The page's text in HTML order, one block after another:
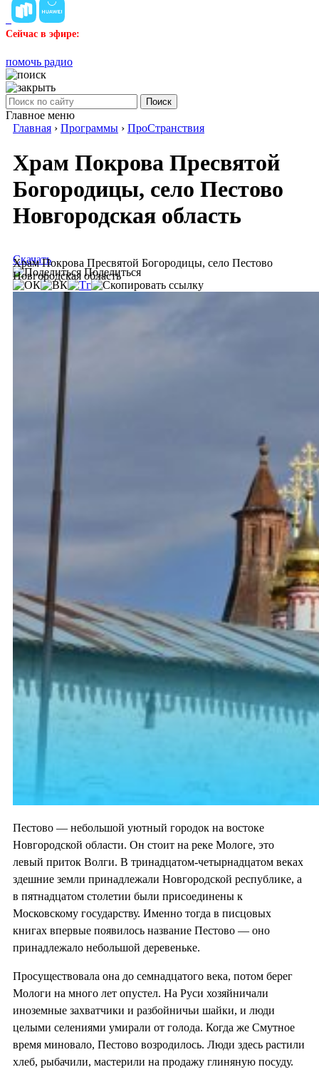
Сейчас в эфире:
помочь радио
Поиск
Главное меню
Главная › Программы › ПроСтранствия
Храм Покрова Пресвятой
Богородицы, село Пестово
Новгородская область
Храм Покрова Пресвятой Богородицы, село Пестово
Новгородская область
Скачать
Поделиться
Пестово — небольшой уютный городок на востоке
Новгородской области. Он стоит на реке Мологе, это
левый приток Волги. В тринадцатом-четырнадцатом веках
здешние земли принадлежали Новгородской республике, а
в пятнадцатом столетии были присоединены к
Московскому государству. Именно тогда в писцовых
книгах впервые появилось название Пестово — оно
принадлежало небольшой деревеньке.
Просуществовала она до семнадцатого века, потом берег
Мологи на много лет опустел. На Руси хозяйничали
иноземные захватчики и разбойничьи шайки, и люди
целыми селениями умирали от голода. Когда же Смутное
время миновало, Пестово возродилось. Люди здесь растили
хлеб, рыбачили, мастерили на продажу глиняную посуду.